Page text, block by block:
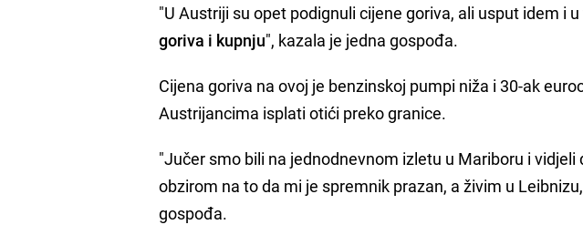
"U Austriji su opet podignuli cijene goriva, ali usput idem i
goriva i kupnju", kazala je jedna gospođa.
Cijena goriva na ovoj je benzinskoj pumpi niža i 30-ak
Austrijancima isplati otići preko granice.
"Jučer smo bili na jednodnevnom izletu u Mariboru i vidjeli
obzirom na to da mi je spremnik prazan, a živim u
gospođa.